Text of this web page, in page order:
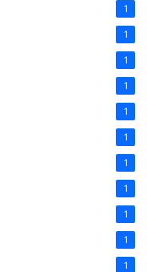
1
1
1
1
1
1
1
1
1
1
1